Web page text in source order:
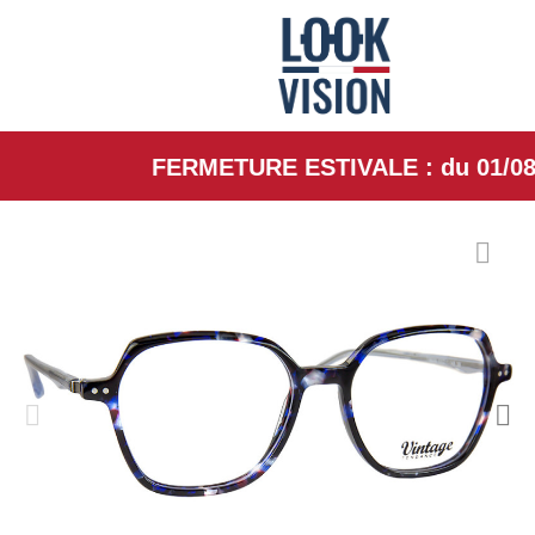
FERMETURE ESTIVALE : du 01/08/